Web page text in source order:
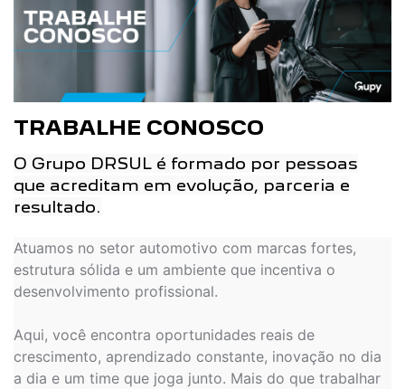
TRABALHE CONOSCO
O Grupo DRSUL é formado por pessoas
que acreditam em evolução, parceria e
resultado.
Atuamos no setor automotivo com marcas fortes,
estrutura sólida e um ambiente que incentiva o
desenvolvimento profissional.
Aqui, você encontra oportunidades reais de
crescimento, aprendizado constante, inovação no dia
a dia e um time que joga junto. Mais do que trabalhar